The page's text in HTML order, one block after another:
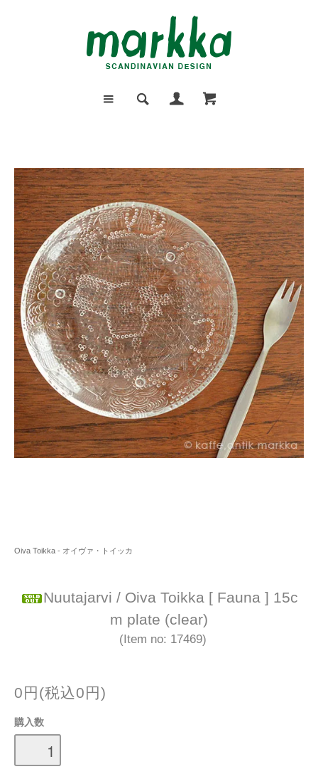
Oiva Toikka - オイヴァ・トイッカ
Nuutajarvi / Oiva Toikka [ Fauna ] 15c
m plate (clear)
(Item no: 17469)
0円(税込0円)
購入数